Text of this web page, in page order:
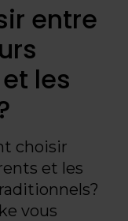
entre
les
choisir
et les
vous